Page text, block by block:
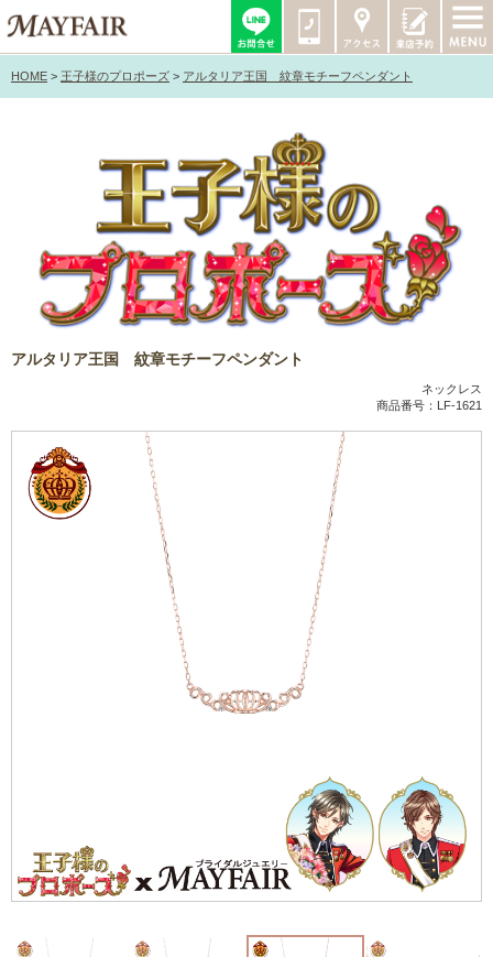
HOME > 王子様のプロポーズ > アルタリア王国 紋章モチーフペンダント
アルタリア王国 紋章モチーフペンダント
ネックレス
商品番号：LF-1621